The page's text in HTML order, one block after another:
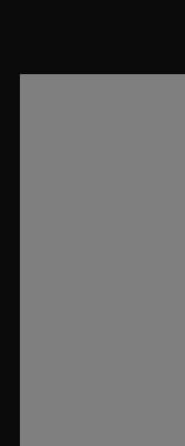
ブラックセラミック